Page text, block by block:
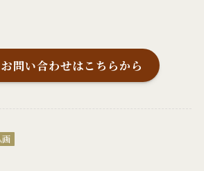
問い合わせはこちらから
画